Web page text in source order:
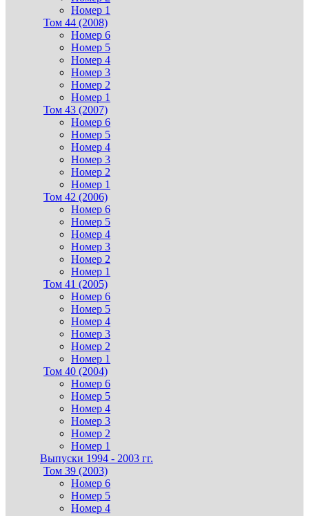
Номер 1
Том 44 (2008)
Номер 6
Номер 5
Номер 4
Номер 3
Номер 2
Номер 1
Том 43 (2007)
Номер 6
Номер 5
Номер 4
Номер 3
Номер 2
Номер 1
Том 42 (2006)
Номер 6
Номер 5
Номер 4
Номер 3
Номер 2
Номер 1
Том 41 (2005)
Номер 6
Номер 5
Номер 4
Номер 3
Номер 2
Номер 1
Том 40 (2004)
Номер 6
Номер 5
Номер 4
Номер 3
Номер 2
Номер 1
Выпуски 1994 - 2003 гг.
Том 39 (2003)
Номер 6
Номер 5
Номер 4